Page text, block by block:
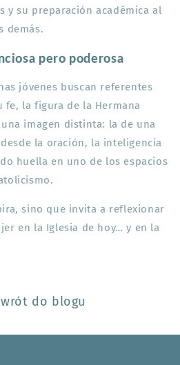
y su preparación académica al
demás.
pero poderosa
jóvenes buscan referentes
la figura de la Hermana
imagen distinta: la de una
la oración, la inteligencia
huella en uno de los espacios
sino que invita a reflexionar
en la Iglesia de hoy… y en la
do blogu